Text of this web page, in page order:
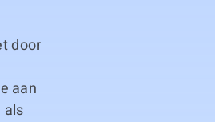
door
aan
als